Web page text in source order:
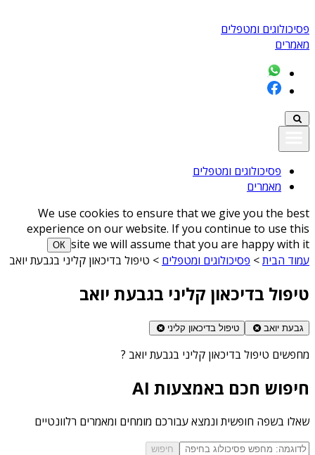
פסיכולוגים ומטפלים
מאמרים
פסיכולוגים ומטפלים
מאמרים
We use cookies to ensure that we give you the best
experience on our website. If you continue to use this
site we will assume that you are happy with it
ОК
עמוד הבית> פסיכולוגים ומטפלים > טיפול בדיכאון קליני בגבעת יואב
טיפול בדיכאון קליני בגבעת יואב
גבעת יואב טיפול בדיכאון קליני
מחפשים טיפול בדיכאון קליני בגבעת יואב ?
חיפוש חכם באמצעות AI
שאלו בשפה חופשית ונמצא עבורכם מומחים ומאמרים רלוונטיים
חיפוש